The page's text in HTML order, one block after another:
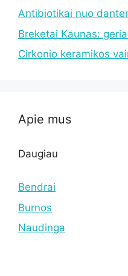
Antibiotikai nuo
Breketai Kaunas:
Cirkonio keramikos
Apie mus
Daugiau
Bendrai
Burnos
Naudinga